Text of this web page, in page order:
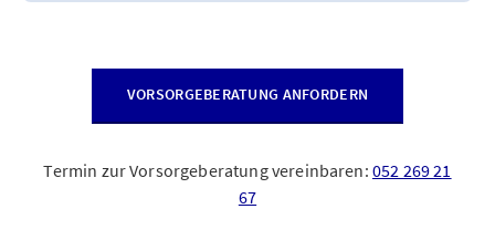
VORSORGEBERATUNG ANFORDERN
Termin zur Vorsorgeberatung vereinbaren: 052 269 21
67